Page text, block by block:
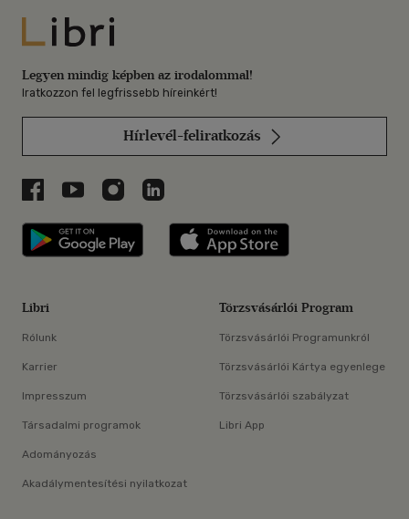
Libri
Legyen mindig képben az irodalommal!
Iratkozzon fel legfrissebb híreinkért!
Hírlevél-feliratkozás
Libri a Facebookon
Libri a Youtube-on
Libri az Instagramon
Libri a LinkedInen
Libri applikáció Szerezd meg: Google
Libri
Rólunk
Karrier
Impresszum
Társadalmi programok
Adományozás
Akadálymentesítési nyilatkozat
Törzsvásárlói Program
Törzsvásárlói Programunkról
Törzsvásárlói Kártya egyenlege
Törzsvásárlói szabályzat
Libri App